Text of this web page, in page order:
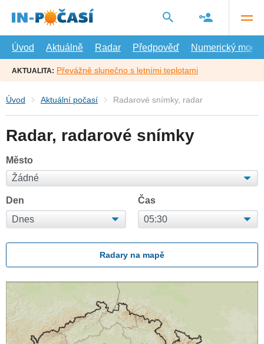
hlavní
Úvod
Aktuálně Radar Předpověď Numerický model
AKTUALITA: Převážně slunečno s letními teplotami
Úvod Aktuální počasí Radarové snímky, radar
Radar, radarové snímky
Město
Den Čas
Radary na mapě